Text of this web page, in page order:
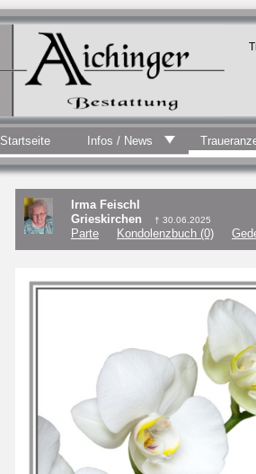
Startseite Infos / News
Irma Feischl
Grieskirchen
† 30.06.2025
Parte Kondolenzbuch (0)